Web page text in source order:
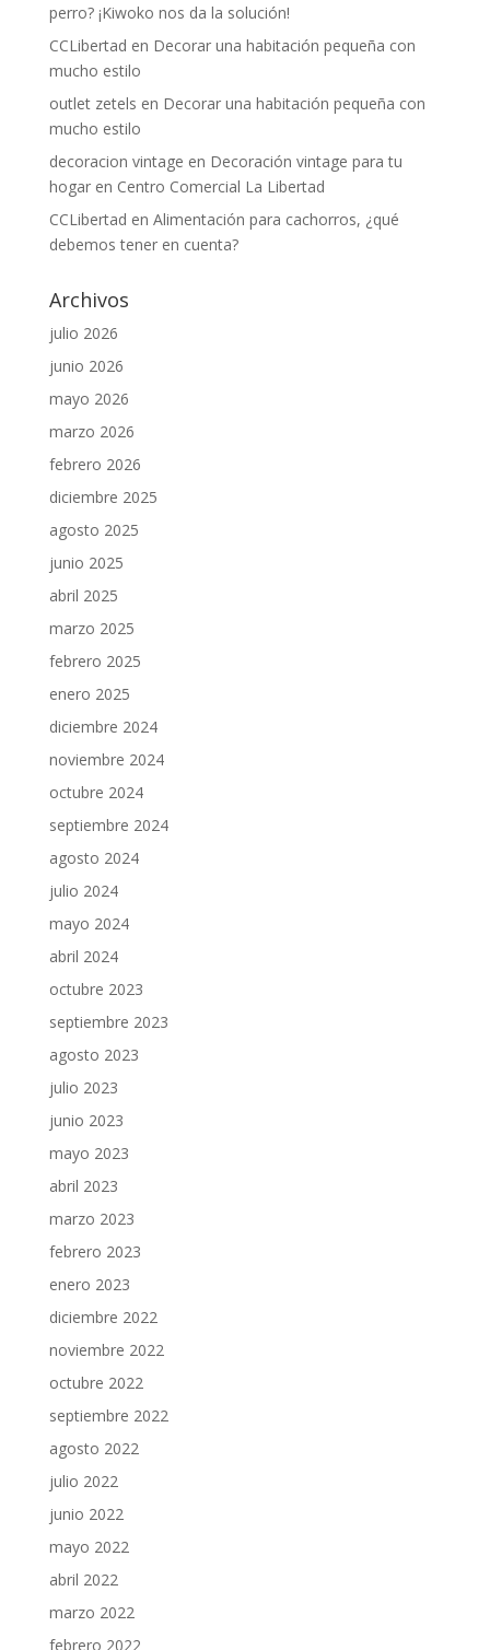
perro? ¡Kiwoko nos da la solución!
CCLibertad en Decorar una habitación pequeña con
mucho estilo
outlet zetels en Decorar una habitación pequeña con
mucho estilo
decoracion vintage en Decoración vintage para tu
hogar en Centro Comercial La Libertad
CCLibertad en Alimentación para cachorros, ¿qué
debemos tener en cuenta?
Archivos
julio 2026
junio 2026
mayo 2026
marzo 2026
febrero 2026
diciembre 2025
agosto 2025
junio 2025
abril 2025
marzo 2025
febrero 2025
enero 2025
diciembre 2024
noviembre 2024
octubre 2024
septiembre 2024
agosto 2024
julio 2024
mayo 2024
abril 2024
octubre 2023
septiembre 2023
agosto 2023
julio 2023
junio 2023
mayo 2023
abril 2023
marzo 2023
febrero 2023
enero 2023
diciembre 2022
noviembre 2022
octubre 2022
septiembre 2022
agosto 2022
julio 2022
junio 2022
mayo 2022
abril 2022
marzo 2022
febrero 2022